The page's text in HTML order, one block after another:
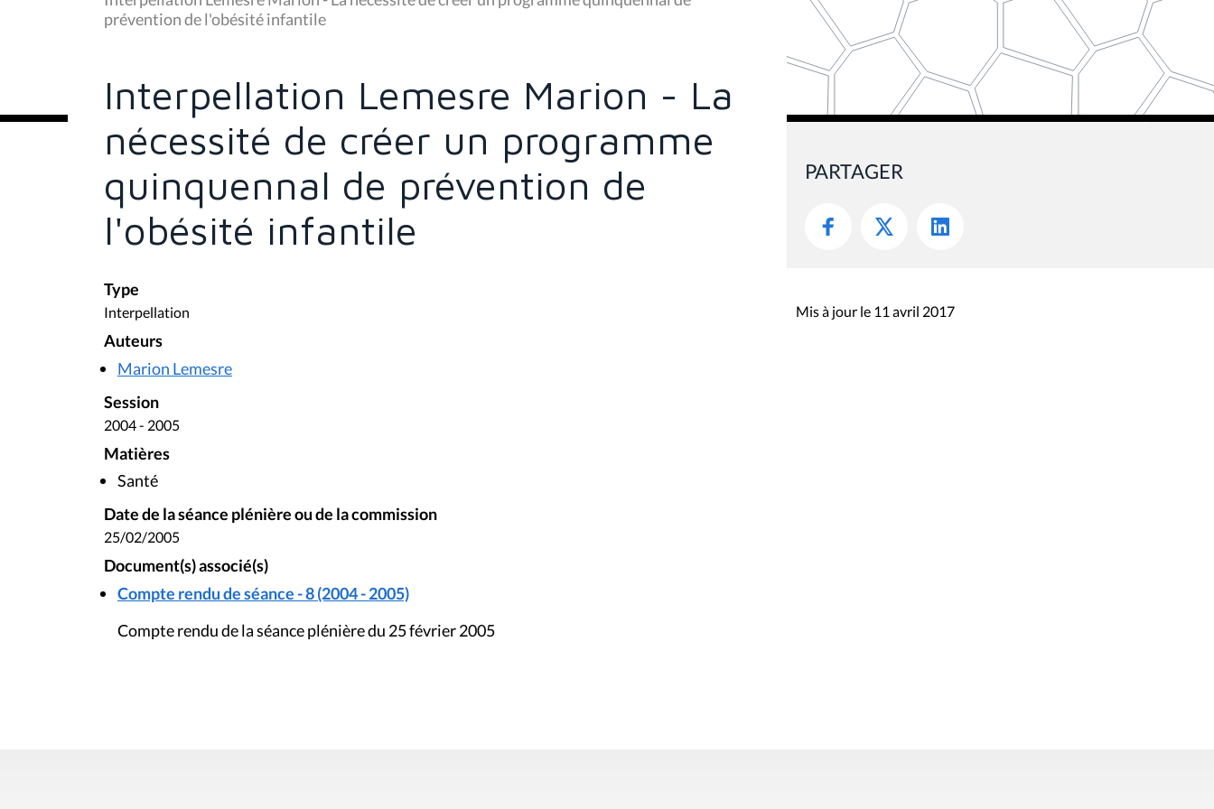
s
ê
:
prévention de l'obésité infantile
Interpellation Lemesre Marion - La
nécessité de créer un programme
quinquennal de prévention de
l'obésité infantile
Type
Interpellation
Auteurs
Marion Lemesre
Session
2004 - 2005
Matières
Santé
Date de la séance plénière ou de la commission
25/02/2005
Document(s) associé(s)
Compte rendu de séance - 8 (2004 - 2005)
Compte rendu de la séance plénière du 25 février 2005
PARTAGER
Mis à jour le 11 avril 2017